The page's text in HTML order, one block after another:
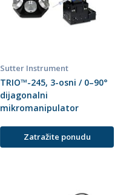
Sutter Instrument
TRIO™-245, 3-osni / 0–90°
dijagonalni
mikromanipulator
Zatražite ponudu